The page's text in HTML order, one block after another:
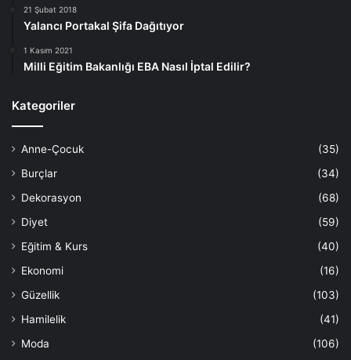
21 Şubat 2018
Yalancı Portakal Şifa Dağıtıyor
1 Kasım 2021
Milli Eğitim Bakanlığı EBA Nasıl İptal Edilir?
Kategoriler
Anne-Çocuk
(35)
Burçlar
(34)
Dekorasyon
(68)
Diyet
(59)
Eğitim & Kurs
(40)
Ekonomi
(16)
Güzellik
(103)
Hamilelik
(41)
Moda
(106)